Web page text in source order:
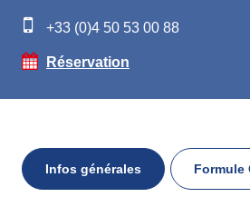
+33 (0)4 50 53 00 88
Réservation
Infos générales Formule